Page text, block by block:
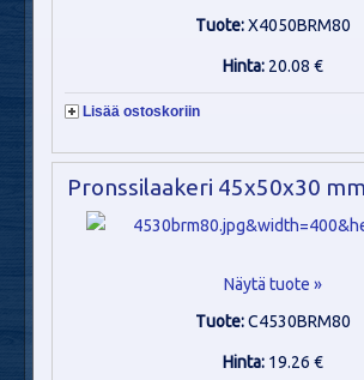
Tuote:X4050BRM80
Hinta: 20.08 €
Lisää ostoskoriin
Pronssilaakeri 45x50x30
Näytä tuote »
Tuote:C4530BRM80
Hinta: 19.26 €